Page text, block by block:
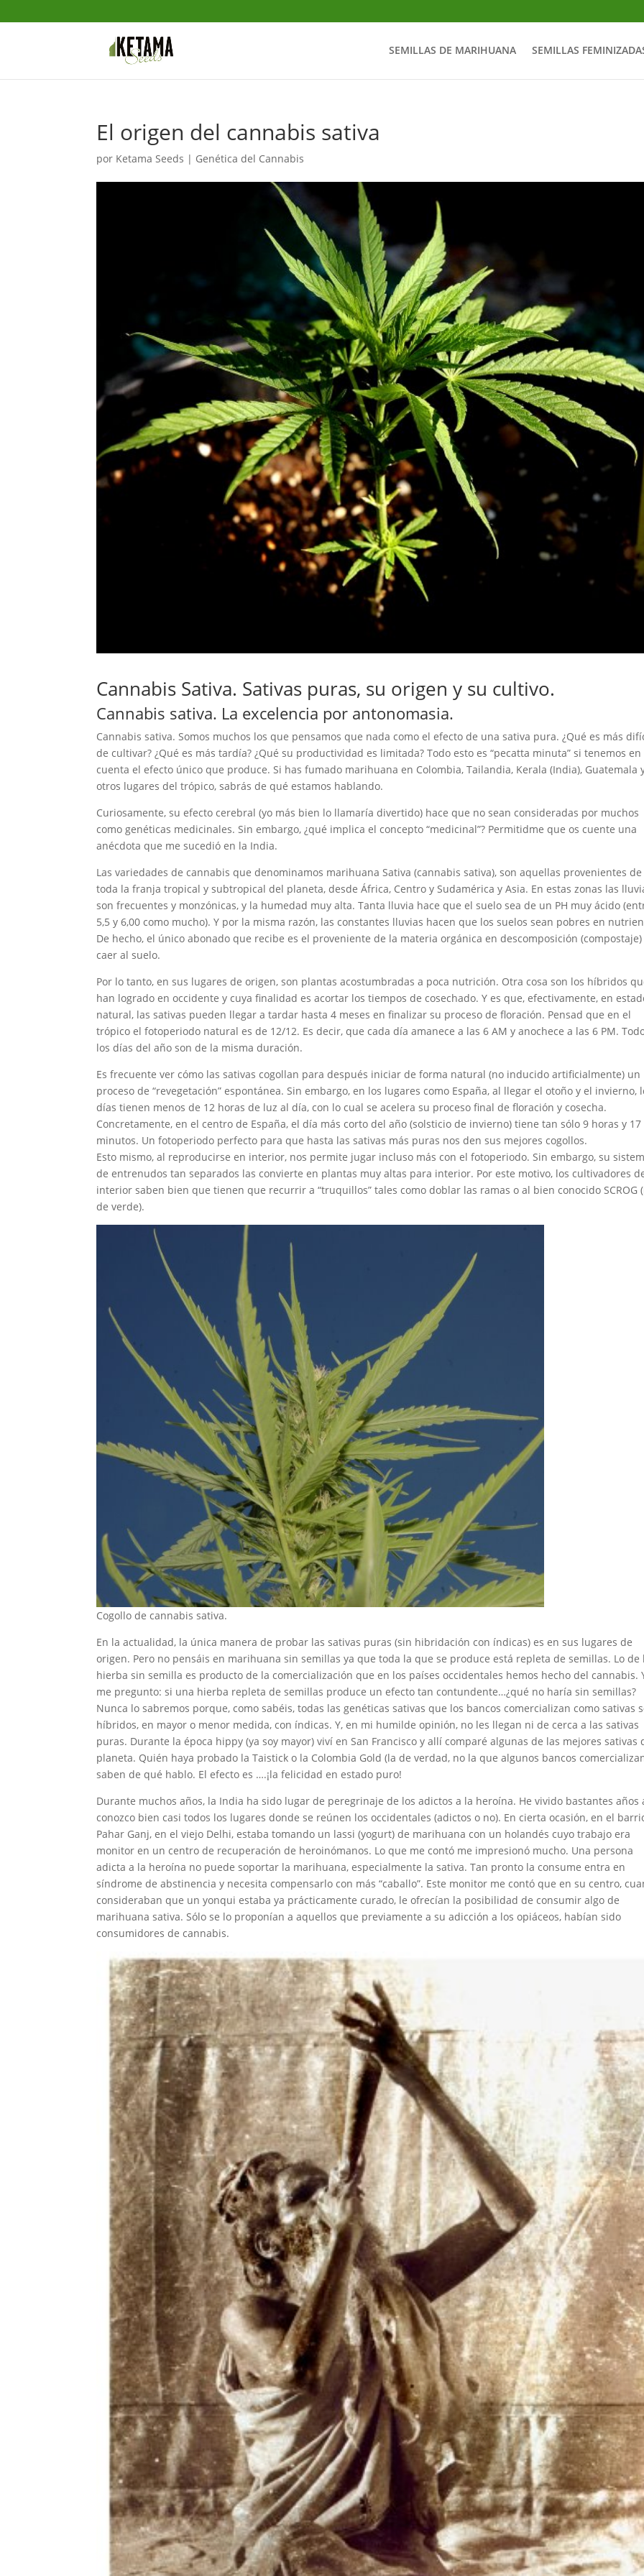
SEMILLAS DE MARIHUANA SEMILLAS
El origen del cannabis sativa
por Ketama Seeds | Genética del Cannabis
Cannabis Sativa. Sativas puras, su origen y su cultivo.
Cannabis sativa. La excelencia por antonomasia.
Cannabis sativa. Somos muchos los que pensamos que nada como el efecto de una sativa pura. ¿Qué es más
de cultivar? ¿Qué es más tardía? ¿Qué su productividad es limitada? Todo esto es “pecatta minuta” si tenemos en
cuenta el efecto único que produce. Si has fumado marihuana en Colombia, Tailandia, Kerala (India), Guatemala
otros lugares del trópico, sabrás de qué estamos hablando.
Curiosamente, su efecto cerebral (yo más bien lo llamaría divertido) hace que no sean consideradas por muchos
como genéticas medicinales. Sin embargo, ¿qué implica el concepto “medicinal”? Permitidme que os cuente una
anécdota que me sucedió en la India.
Las variedades de cannabis que denominamos marihuana Sativa (cannabis sativa), son aquellas provenientes de
toda la franja tropical y subtropical del planeta, desde África, Centro y Sudamérica y Asia. En estas zonas las
son frecuentes y monzónicas, y la humedad muy alta. Tanta lluvia hace que el suelo sea de un PH muy ácido
5,5 y 6,00 como mucho). Y por la misma razón, las constantes lluvias hacen que los suelos sean pobres en
De hecho, el único abonado que recibe es el proveniente de la materia orgánica en descomposición (compostaje)
caer al suelo.
Por lo tanto, en sus lugares de origen, son plantas acostumbradas a poca nutrición. Otra cosa son los híbridos
han logrado en occidente y cuya finalidad es acortar los tiempos de cosechado. Y es que, efectivamente, en
natural, las sativas pueden llegar a tardar hasta 4 meses en finalizar su proceso de floración. Pensad que en el
trópico el fotoperiodo natural es de 12/12. Es decir, que cada día amanece a las 6 AM y anochece a las 6 PM.
los días del año son de la misma duración.
Es frecuente ver cómo las sativas cogollan para después iniciar de forma natural (no inducido artificialmente) un
proceso de “revegetación” espontánea. Sin embargo, en los lugares como España, al llegar el otoño y el invierno,
días tienen menos de 12 horas de luz al día, con lo cual se acelera su proceso final de floración y cosecha.
Concretamente, en el centro de España, el día más corto del año (solsticio de invierno) tiene tan sólo 9 horas y 17
minutos. Un fotoperiodo perfecto para que hasta las sativas más puras nos den sus mejores cogollos.
Esto mismo, al reproducirse en interior, nos permite jugar incluso más con el fotoperiodo. Sin embargo, su
de entrenudos tan separados las convierte en plantas muy altas para interior. Por este motivo, los cultivadores
interior saben bien que tienen que recurrir a “truquillos” tales como doblar las ramas o al bien conocido SCROG
de verde).
Cogollo de cannabis sativa.
En la actualidad, la única manera de probar las sativas puras (sin hibridación con índicas) es en sus lugares de
origen. Pero no pensáis en marihuana sin semillas ya que toda la que se produce está repleta de semillas. Lo de
hierba sin semilla es producto de la comercialización que en los países occidentales hemos hecho del cannabis.
me pregunto: si una hierba repleta de semillas produce un efecto tan contundente…¿qué no haría sin semillas?
Nunca lo sabremos porque, como sabéis, todas las genéticas sativas que los bancos comercializan como sativas
híbridos, en mayor o menor medida, con índicas. Y, en mi humilde opinión, no les llegan ni de cerca a las sativas
puras. Durante la época hippy (ya soy mayor) viví en San Francisco y allí comparé algunas de las mejores sativas
planeta. Quién haya probado la Taistick o la Colombia Gold (la de verdad, no la que algunos bancos
saben de qué hablo. El efecto es ….¡la felicidad en estado puro!
Durante muchos años, la India ha sido lugar de peregrinaje de los adictos a la heroína. He vivido bastantes años
conozco bien casi todos los lugares donde se reúnen los occidentales (adictos o no). En cierta ocasión, en el
Pahar Ganj, en el viejo Delhi, estaba tomando un lassi (yogurt) de marihuana con un holandés cuyo trabajo era
monitor en un centro de recuperación de heroinómanos. Lo que me contó me impresionó mucho. Una persona
adicta a la heroína no puede soportar la marihuana, especialmente la sativa. Tan pronto la consume entra en
síndrome de abstinencia y necesita compensarlo con más “caballo”. Este monitor me contó que en su centro,
consideraban que un yonqui estaba ya prácticamente curado, le ofrecían la posibilidad de consumir algo de
marihuana sativa. Sólo se lo proponían a aquellos que previamente a su adicción a los opiáceos, habían sido
consumidores de cannabis.